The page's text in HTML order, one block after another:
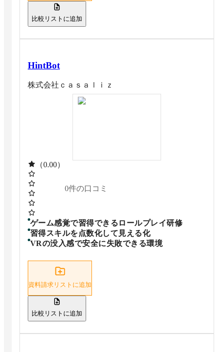
比較リストに追加
HintBot
株式会社ｃａｓａｌｉｚ
（0.00）
0件の口コミ
ゲーム感覚で習得できるロールプレイ研修
習得スキルを点数化して見える化
VRの没入感で安全に失敗できる環境
資料請求リストに追加
比較リストに追加